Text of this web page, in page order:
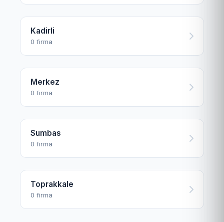
Kadirli
0 firma
Merkez
0 firma
Sumbas
0 firma
Toprakkale
0 firma